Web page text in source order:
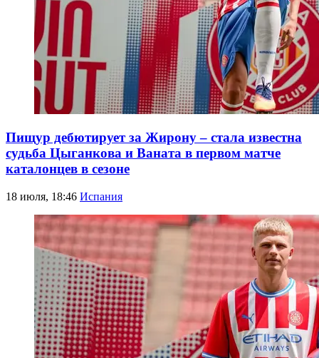
Пищур дебютирует за Жирону – стала известна
судьба Цыганкова и Ваната в первом матче
каталонцев в сезоне
18 июля, 18:46 Испания